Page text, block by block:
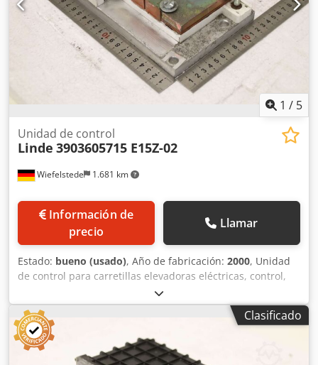
1 / 5
Wiefelstede 1.681 km
Unidad de control
Linde 3903605715 E15Z-02
Información de
precio
Llamar
Estado: bueno (usado), Año de fabricación: 2000, Unidad
de control para carretillas elevadoras eléctricas, control,
componente de control, interfaz, control del motor,
controlador del motor, control, control de la conducción,
control de la corriente de conducción, control de la
dirección, control de la electrónica de elevación, control
del regulador del motor. -Fabricante: Linde, componente
Clasificado